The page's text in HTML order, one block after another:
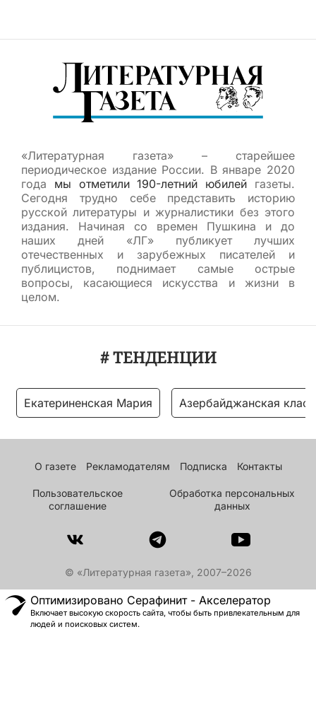
«Литературная газета» – старейшее
периодическое издание России. В январе 2020
года мы отметили 190-летний юбилей газеты.
Сегодня трудно себе представить историю
русской литературы и журналистики без этого
издания. Начиная со времен Пушкина и до
наших дней «ЛГ» публикует лучших
отечественных и зарубежных писателей и
публицистов, поднимает самые острые
вопросы, касающиеся искусства и жизни в
целом.
# ТЕНДЕНЦИИ
Екатериненская Мария Азербайджанская
О газете Рекламодателям Подписка Контакты
Пользовательское
соглашение
Обработка персональных
данных
© «Литературная газета», 2007–2026
Оптимизировано Серафинит - Акселератор
Включает высокую скорость сайта, чтобы быть привлекательным для
людей и поисковых систем.